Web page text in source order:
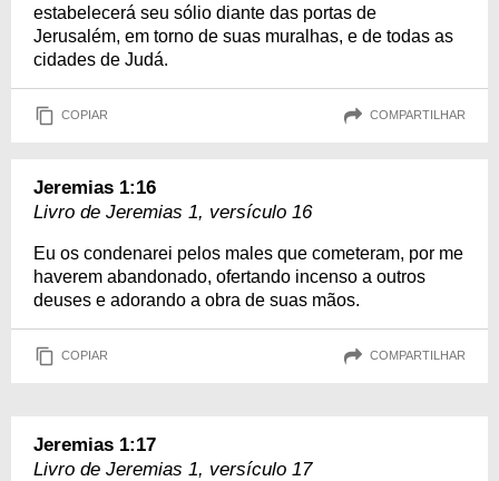
estabelecerá seu sólio diante das portas de
Jerusalém, em torno de suas muralhas, e de todas as
cidades de Judá.
COPIAR COMPARTILHAR
Jeremias 1:16
Livro de Jeremias 1, versículo 16
Eu os condenarei pelos males que cometeram, por me
haverem abandonado, ofertando incenso a outros
deuses e adorando a obra de suas mãos.
COPIAR COMPARTILHAR
Jeremias 1:17
Livro de Jeremias 1, versículo 17